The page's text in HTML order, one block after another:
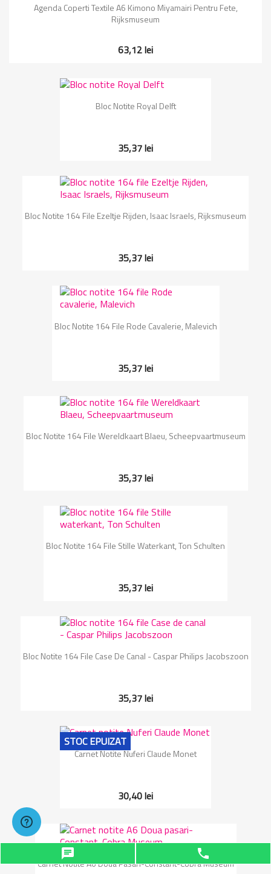
Agenda Coperti Textile A6 Kimono Miyamairi Pentru Fete,
Rijksmuseum
63,12 lei
Bloc Notite Royal Delft
35,37 lei
Bloc Notite 164 File Ezeltje Rijden, Isaac Israels, Rijksmuseum
35,37 lei
Bloc Notite 164 File Rode Cavalerie, Malevich
35,37 lei
Bloc Notite 164 File Wereldkaart Blaeu, Scheepvaartmuseum
35,37 lei
Bloc Notite 164 File Stille Waterkant, Ton Schulten
35,37 lei
Bloc Notite 164 File Case De Canal - Caspar Philips Jacobszoon
35,37 lei
Carnet Notite Nuferi Claude Monet
30,40 lei
STOC EPUIZAT
Carnet Notite A6 Doua Pasari-Constant-Cobra Museum
chat phone